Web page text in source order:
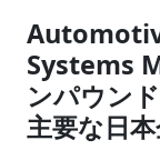
Systems
ンパウン
主要な日